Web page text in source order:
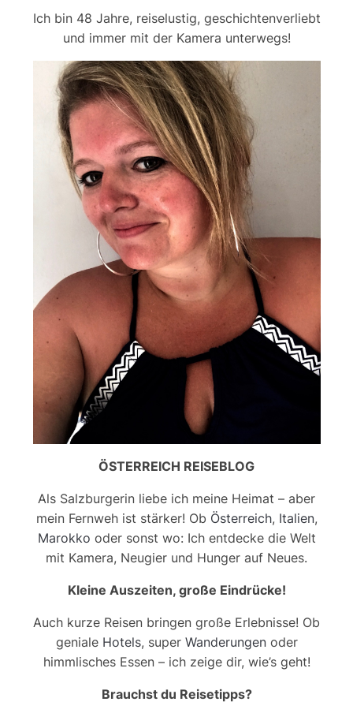
Ich bin 48 Jahre, reiselustig, geschichtenverliebt
und immer mit der Kamera unterwegs!
ÖSTERREICH REISEBLOG
Als Salzburgerin liebe ich meine Heimat – aber
mein Fernweh ist stärker! Ob Österreich, Italien,
Marokko oder sonst wo: Ich entdecke die Welt
mit Kamera, Neugier und Hunger auf Neues.
Kleine Auszeiten, große Eindrücke!
Auch kurze Reisen bringen große Erlebnisse! Ob
geniale Hotels, super Wanderungenoder
himmlisches Essen – ich zeige dir, wie’s geht!
Brauchst du Reisetipps?